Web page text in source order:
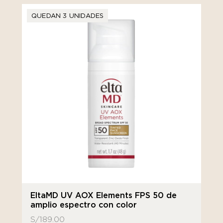
QUEDAN 3 UNIDADES
EltaMD UV AOX Elements FPS 50 de
amplio espectro con color
S/189.00